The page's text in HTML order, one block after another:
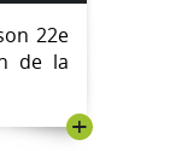
22e
de la
+